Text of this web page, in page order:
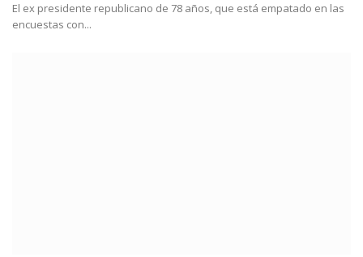
El ex presidente republicano de 78 años, que está empatado en las
encuestas con...